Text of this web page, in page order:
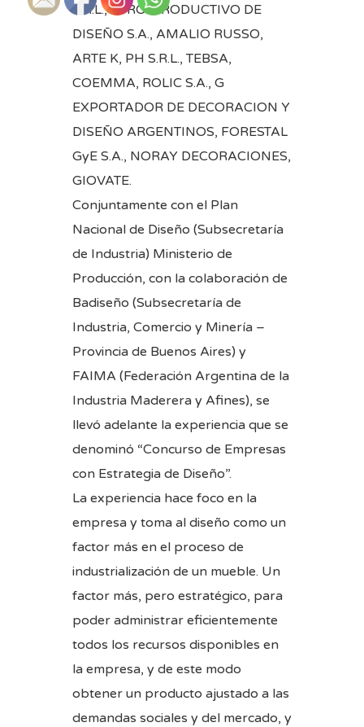
S.R.L., CTRO. PRODUCTIVO DE
DISEÑO S.A., AMALIO RUSSO,
ARTE K, PH S.R.L., TEBSA,
COEMMA, ROLIC S.A., G
EXPORTADOR DE DECORACION Y
DISEÑO ARGENTINOS, FORESTAL
GyE S.A., NORAY DECORACIONES,
GIOVATE.
Conjuntamente con el Plan
Nacional de Diseño (Subsecretaría
de Industria) Ministerio de
Producción, con la colaboración de
Badiseño (Subsecretaría de
Industria, Comercio y Minería –
Provincia de Buenos Aires) y
FAIMA (Federación Argentina de la
Industria Maderera y Afines), se
llevó adelante la experiencia que se
denominó “Concurso de Empresas
con Estrategia de Diseño”.
La experiencia hace foco en la
empresa y toma al diseño como un
factor más en el proceso de
industrialización de un mueble. Un
factor más, pero estratégico, para
poder administrar eficientemente
todos los recursos disponibles en
la empresa, y de este modo
obtener un producto ajustado a las
demandas sociales y del mercado, y